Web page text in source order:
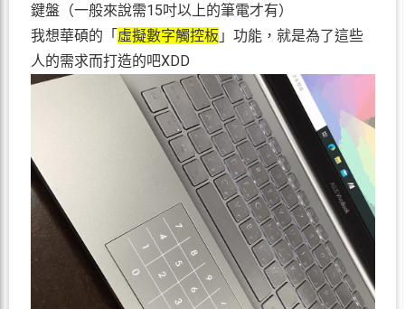
鍵盤（一般來說需15吋以上的筆電才有）
我想華碩的「 虛擬數字觸控板」功能，就是為了這些
人的需求而打造的吧XDD